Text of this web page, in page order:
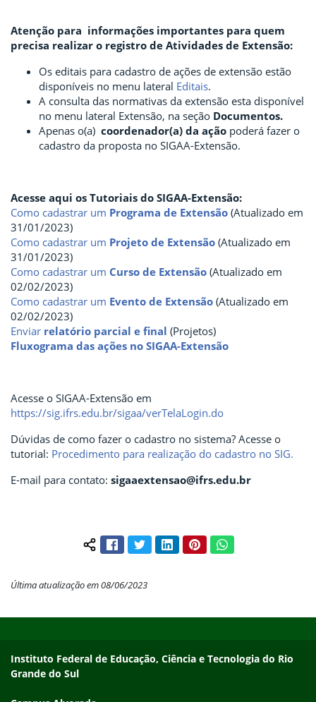
Atenção para informações importantes para quem
precisa realizar o registro de Atividades de Extensão:
Os editais para cadastro de ações de extensão estão
disponíveis no menu lateral Editais.
A consulta das normativas da extensão esta disponível
no menu lateral Extensão, na seção Documentos.
Apenas o(a) coordenador(a) da ação poderá fazer o
cadastro da proposta no SIGAA-Extensão.
Acesse aqui os Tutoriais do SIGAA-Extensão:
Como cadastrar um Programa de Extensão (Atualizado em
31/01/2023)
Como cadastrar um Projeto de Extensão (Atualizado em
31/01/2023)
Como cadastrar um Curso de Extensão (Atualizado em
02/02/2023)
Como cadastrar um Evento de Extensão (Atualizado em
02/02/2023)
Enviar relatório parcial e final (Projetos)
Fluxograma das ações no SIGAA-Extensão
Acesse o SIGAA-Extensão em
https://sig.ifrs.edu.br/sigaa/verTelaLogin.do
Dúvidas de como fazer o cadastro no sistema? Acesse o
tutorial: Procedimento para realização do cadastro no SIG.
E-mail para contato: sigaaextensao@ifrs.edu.br
Compartilhar conteúdo:
FacebookTwitterLinkedInPinterestWhatsApp
Última atualização em 08/06/2023
Endereço
Instituto Federal de Educação, Ciência e Tecnologia do Rio
Grande do Sul